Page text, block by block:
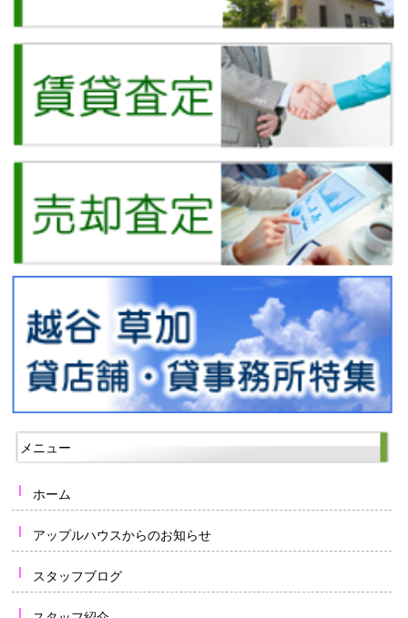
メニュー
ホーム
アップルハウスからのお知らせ
スタッフブログ